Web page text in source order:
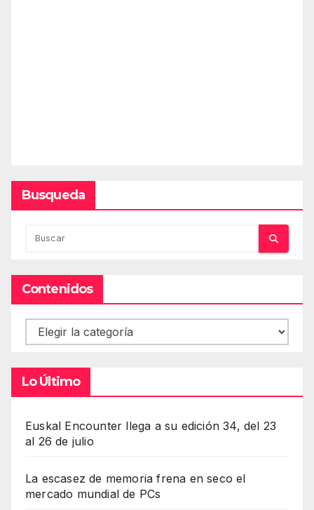
Busqueda
Contenidos
Contenidos
Lo Último
Euskal Encounter llega a su edición 34, del 23
al 26 de julio
La escasez de memoria frena en seco el
mercado mundial de PCs